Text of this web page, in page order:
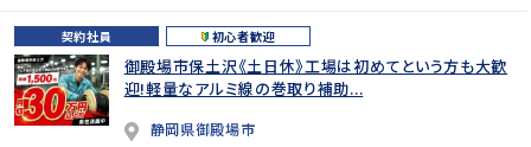
契約社員 初心者歓迎
御殿場市保土沢《土日休》工場は初めてという方も大歓
迎!軽量なアルミ線の巻取り補助...
静岡県御殿場市